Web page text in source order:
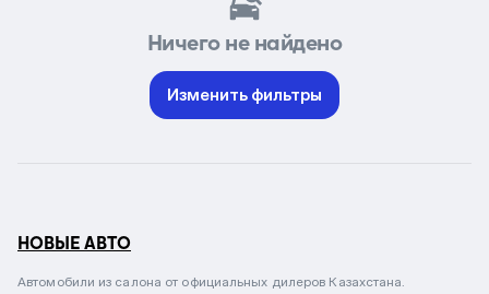
Ничего не найдено
Изменить фильтры
НОВЫЕ АВТО
Автомобили из салона от официальных дилеров Казахстана.